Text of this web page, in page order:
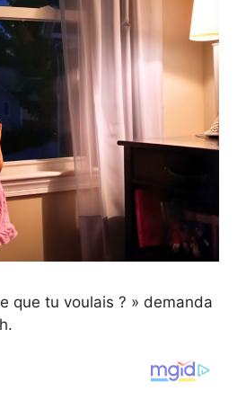
que tu voulais ? » demanda